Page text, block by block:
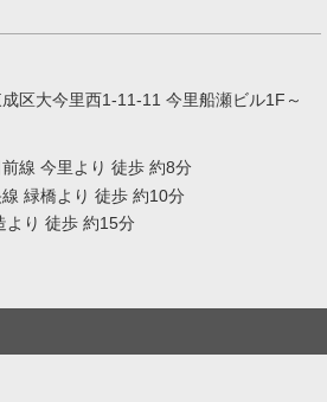
区大今里西1-11-11 今里船瀬ビル1F～
線 今里より 徒歩 約8分
緑橋より 徒歩 約10分
より 徒歩 約15分